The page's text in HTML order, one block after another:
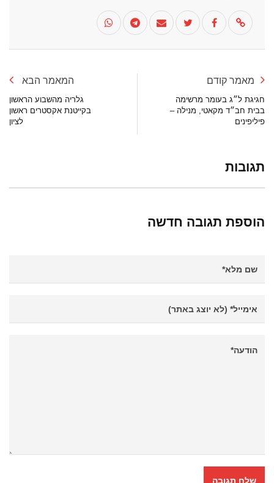
מאמר קודם
חגיגת ל״ג בעומר מרשימה
בבית חב״ד מקאטי, מנילה –
פיליפינים
המאמר הבא
גלריה מהשבוע הראשון
בקייטנת אקסטרים ראשון
לציון
תגובות
הוספת תגובה חדשה